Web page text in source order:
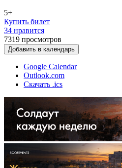
5+
Купить билет
34 нравится
7319 просмотров
Добавить в календарь
Google Calendar
Outlook.com
Скачать .ics